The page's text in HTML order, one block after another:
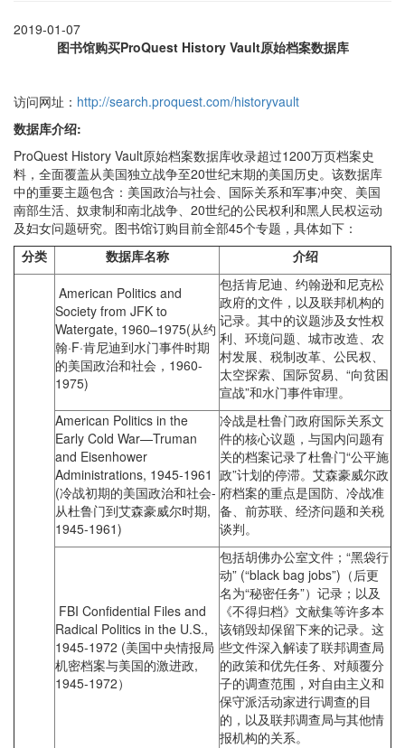
2019-01-07
图书馆购买ProQuest History Vault原始档案数据库
访问网址： http://search.proquest.com/historyvault
数据库介绍:
ProQuest History Vault原始档案数据库收录超过1200万页档案史
料，全面覆盖从美国独立战争至20世纪末期的美国历史。该数据库
中的重要主题包含：美国政治与社会、国际关系和军事冲突、美国
南部生活、奴隶制和南北战争、20世纪的公民权利和黑人民权运动
及妇女问题研究。图书馆订购目前全部45个专题，具体如下：
分类
数据库名称 介绍
American Politics and
Society from JFK to
Watergate, 1960–1975(从约
翰·F·肯尼迪到水门事件时期
的美国政治和社会，1960-
1975)
包括肯尼迪、约翰逊和尼克松
政府的文件，以及联邦机构的
记录。其中的议题涉及女性权
利、环境问题、城市改造、农
村发展、税制改革、公民权、
太空探索、国际贸易、“向贫困
宣战”和水门事件审理。
American Politics in the
Early Cold War—Truman
and Eisenhower
Administrations, 1945-1961
(冷战初期的美国政治和社会-
从杜鲁门到艾森豪威尔时期,
1945-1961)
冷战是杜鲁门政府国际关系文
件的核心议题，与国内问题有
关的档案记录了杜鲁门“公平施
政”计划的停滞。艾森豪威尔政
府档案的重点是国防、冷战准
备、前苏联、经济问题和关税
谈判。
FBI Confidential Files and
Radical Politics in the U.S.,
1945-1972 (美国中央情报局
机密档案与美国的激进政,
1945-1972）
包括胡佛办公室文件；“黑袋行
动” (“black bag jobs”)（后更
名为“秘密任务”）记录；以及
《不得归档》文献集等许多本
该销毁却保留下来的记录。这
些文件深入解读了联邦调查局
的政策和优先任务、对颠覆分
子的调查范围，对自由主义和
保守派活动家进行调查的目
的，以及联邦调查局与其他情
报机构的关系。